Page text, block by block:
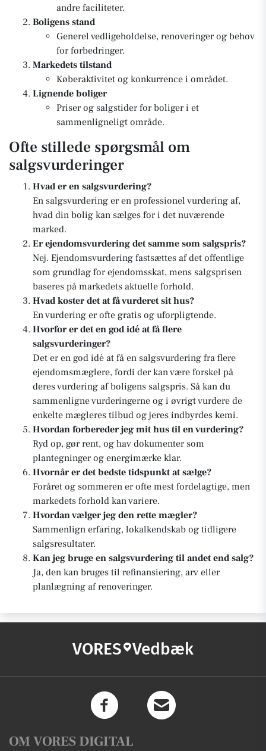
andre faciliteter.
Boligens stand
Generel vedligeholdelse, renoveringer og behov
for forbedringer.
Markedets tilstand
Køberaktivitet og konkurrence i området.
Lignende boliger
Priser og salgstider for boliger i et
sammenligneligt område.
Ofte stillede spørgsmål om
salgsvurderinger
Hvad er en salgsvurdering?
En salgsvurdering er en professionel vurdering af,
hvad din bolig kan sælges for i det nuværende
marked.
Er ejendomsvurdering det samme som salgspris?
Nej. Ejendomsvurdering fastsættes af det offentlige
som grundlag for ejendomsskat, mens salgsprisen
baseres på markedets aktuelle forhold.
Hvad koster det at få vurderet sit hus?
En vurdering er ofte gratis og uforpligtende.
Hvorfor er det en god idé at få flere
salgsvurderinger?
Det er en god idé at få en salgsvurdering fra flere
ejendomsmæglere, fordi der kan være forskel på
deres vurdering af boligens salgspris. Så kan du
sammenligne vurderingerne og i øvrigt vurdere de
enkelte mægleres tilbud og jeres indbyrdes kemi.
Hvordan forbereder jeg mit hus til en vurdering?
Ryd op, gør rent, og hav dokumenter som
plantegninger og energimærke klar.
Hvornår er det bedste tidspunkt at sælge?
Foråret og sommeren er ofte mest fordelagtige, men
markedets forhold kan variere.
Hvordan vælger jeg den rette mægler?
Sammenlign erfaring, lokalkendskab og tidligere
salgsresultater.
Kan jeg bruge en salgsvurdering til andet end salg?
Ja, den kan bruges til refinansiering, arv eller
planlægning af renoveringer.
VORES Vedbæk
OM VORES DIGITAL